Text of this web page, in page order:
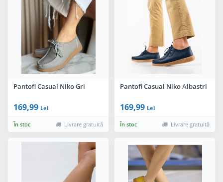
Pantofi Casual Niko Gri
169,99 Lei
În stoc Livrare gratuită
Pantofi Casual Niko Albastri
169,99 Lei
În stoc Livrare gratuită